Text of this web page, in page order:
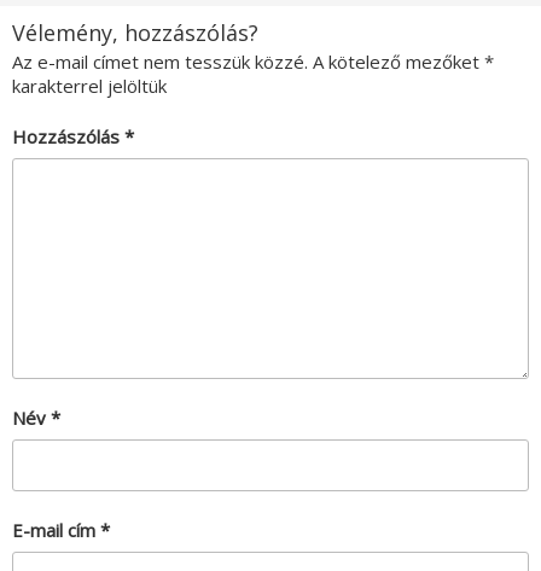
Vélemény, hozzászólás?
Az e-mail címet nem tesszük közzé. A kötelező mezőket *
karakterrel jelöltük
Hozzászólás *
Név *
E-mail cím *